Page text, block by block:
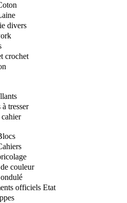
divers
crochet
tresser
couleur
officiels Etat